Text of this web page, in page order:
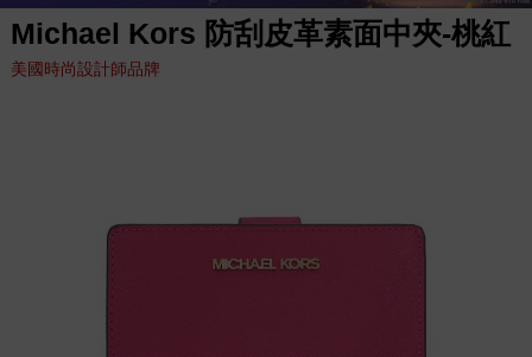
Michael Kors 防刮皮革素面中夾-桃紅
美國時尚設計師品牌